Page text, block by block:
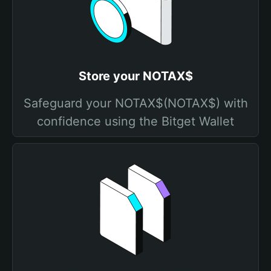
Store your NOTAX$
Safeguard your NOTAX$(NOTAX$) with
confidence using the Bitget Wallet